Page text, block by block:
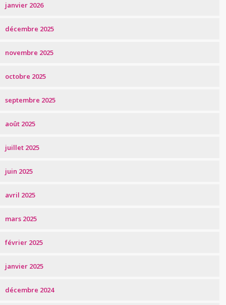
janvier 2026
décembre 2025
novembre 2025
octobre 2025
septembre 2025
août 2025
juillet 2025
juin 2025
avril 2025
mars 2025
février 2025
janvier 2025
décembre 2024